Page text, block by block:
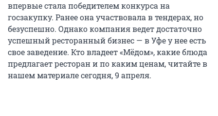
впервые стала победителем конкурса на
госзакупку. Ранее она участвовала в тендерах, но
безуспешно. Однако компания ведет достаточно
успешный ресторанный бизнес — в Уфе у нее есть
свое заведение. Кто владеет «Мёдом», какие блюда
предлагает ресторан и по каким ценам, читайте в
нашем материале сегодня, 9 апреля.